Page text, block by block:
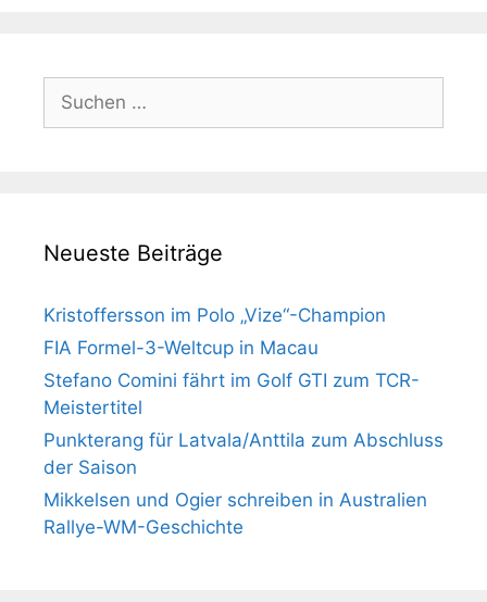
Suchen
nach:
Neueste Beiträge
Kristoffersson im Polo „Vize“-Champion
FIA Formel-3-Weltcup in Macau
Stefano Comini fährt im Golf GTI zum TCR-
Meistertitel
Punkterang für Latvala/Anttila zum Abschluss
der Saison
Mikkelsen und Ogier schreiben in Australien
Rallye-WM-Geschichte